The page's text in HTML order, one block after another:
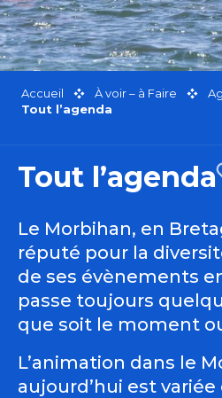
Accueil À voir – à Faire
Tout l’agenda
Tout l’agenda
Le Morbihan, en
réputé pour la
de ses évènements
passe toujours
que soit le moment
L’animation dans le
aujourd’hui est